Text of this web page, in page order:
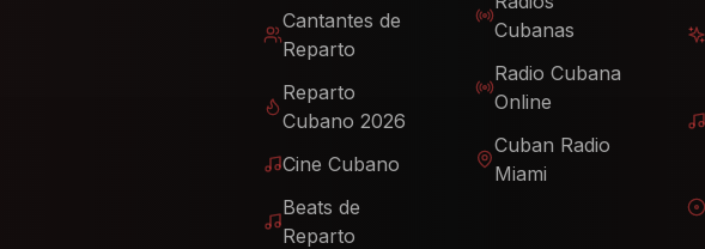
Cantantes de
Reparto
Reparto
Cubano 2026
Cine Cubano
Beats de
Reparto
Cubanas
Radio Cubana
Online
Cuban Radio
Miami